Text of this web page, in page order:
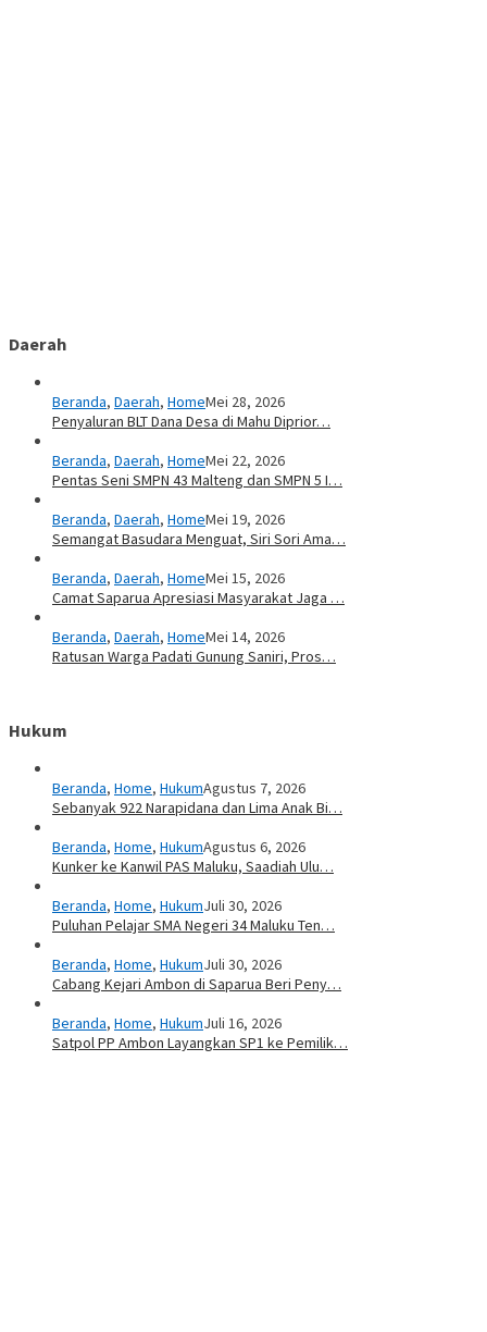
Daerah
Beranda, Daerah, HomeMei 28, 2026
Penyaluran BLT Dana Desa di Mahu Diprior…
Beranda, Daerah, HomeMei 22, 2026
Pentas Seni SMPN 43 Malteng dan SMPN 5 I…
Beranda, Daerah, HomeMei 19, 2026
Semangat Basudara Menguat, Siri Sori Ama…
Beranda, Daerah, HomeMei 15, 2026
Camat Saparua Apresiasi Masyarakat Jaga …
Beranda, Daerah, HomeMei 14, 2026
Ratusan Warga Padati Gunung Saniri, Pros…
Hukum
Beranda, Home, HukumAgustus 7, 2026
Sebanyak 922 Narapidana dan Lima Anak Bi…
Beranda, Home, HukumAgustus 6, 2026
Kunker ke Kanwil PAS Maluku, Saadiah Ulu…
Beranda, Home, HukumJuli 30, 2026
Puluhan Pelajar SMA Negeri 34 Maluku Ten…
Beranda, Home, HukumJuli 30, 2026
Cabang Kejari Ambon di Saparua Beri Peny…
Beranda, Home, HukumJuli 16, 2026
Satpol PP Ambon Layangkan SP1 ke Pemilik…